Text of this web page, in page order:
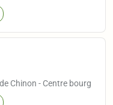
Chinon - Centre bourg